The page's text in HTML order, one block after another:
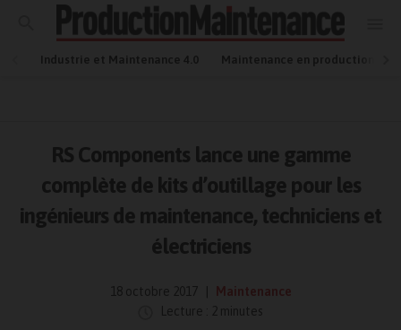
Industrie et Maintenance 4.0 Maintenance en production
RS Components lance une gamme
complète de kits d’outillage pour les
ingénieurs de maintenance, techniciens et
électriciens
18 octobre 2017
Maintenance
Lecture : 2 minutes